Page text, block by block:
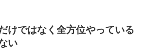
けではなく全方位やっている
い